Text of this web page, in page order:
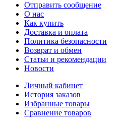
Отправить сообщение
О нас
Как купить
Доставка и оплата
Политика безопасности
Возврат и обмен
Статьи и рекомендации
Новости
Личный кабинет
История заказов
Избранные товары
Сравнение товаров